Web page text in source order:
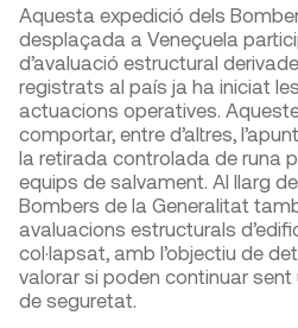
Aquesta expedició dels
desplaçada a Veneçuela
d’avaluació estructural
registrats al país ja ha iniciat
actuacions operatives.
comportar, entre d’altres,
la retirada controlada de runa
equips de salvament. Al llarg
Bombers de la Generalitat
avaluacions estructurals
col·lapsat, amb l’objectiu de
valorar si poden continuar
de seguretat.